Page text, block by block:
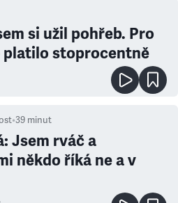
si užil pohřeb. Pro
platilo stoprocentně
•39 minut
Jsem rváč a
někdo říká ne a v